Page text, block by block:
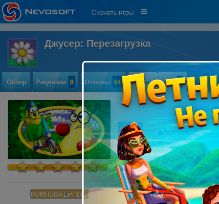
Скачать игры
Джусер: Перезагрузка
Обзор Рецензии 8 Отзывы 64 Прохождение 1
КОМПЬЮТЕРНЫЕ
александр
игра мне и папе